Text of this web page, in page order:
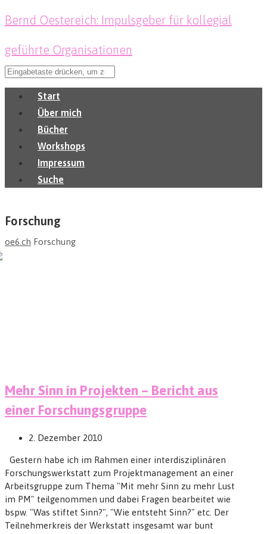
Bernd Oestereich: Impulsgeber für kollegial
geführte Organisationen
Start
Über mich
Bücher
Workshops
Impressum
Suche
Forschung
oe6.ch Forschung
Mehr Sinn in Projekten – Bericht aus
einer Forschungsgruppe
2. Dezember 2010
Gestern habe ich im Rahmen einer interdisziplinären
Forschungswerkstatt zum Projektmanagement an einer
Arbeitsgruppe zum Thema "Mit mehr Sinn zu mehr Lust
im PM" teilgenommen und dabei Fragen bearbeitet wie
bspw. "Was stiftet Sinn?", "Wie entsteht Sinn?" etc. Der
Teilnehmerkreis der Werkstatt insgesamt war bunt